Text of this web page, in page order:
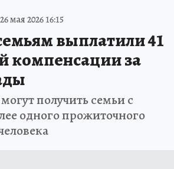
26 мая 2026 16:15
выплатили 41
компенсации за
получить семьи с
одного прожиточного